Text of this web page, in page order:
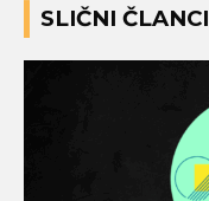
SLIČNI ČLANCI